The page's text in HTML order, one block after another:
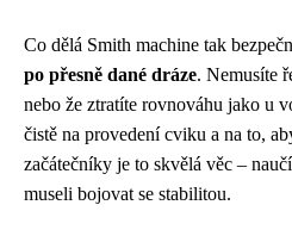
Co dělá Smith machine tak
po přesně dané dráze. Nemusíte
nebo že ztratíte rovnováhu jako u
čistě na provedení cviku a na to,
začátečníky je to skvělá věc –
museli bojovat se stabilitou.